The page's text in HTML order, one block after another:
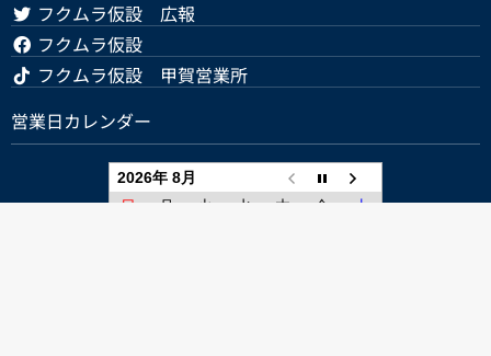
フクムラ仮設 広報
フクムラ仮設
フクムラ仮設 甲賀営業所
営業日カレンダー
2026年 8月
日
月 火 水 木 金
土